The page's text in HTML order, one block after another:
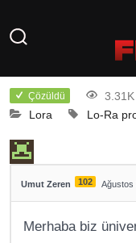
Çözüldü
Lora
Lo-Ra
Umut Zeren 102 Ağustos
Merhaba biz